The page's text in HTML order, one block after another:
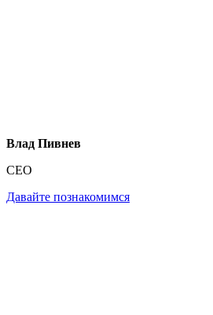
Влад Пивнев
CEO
Давайте познакомимся